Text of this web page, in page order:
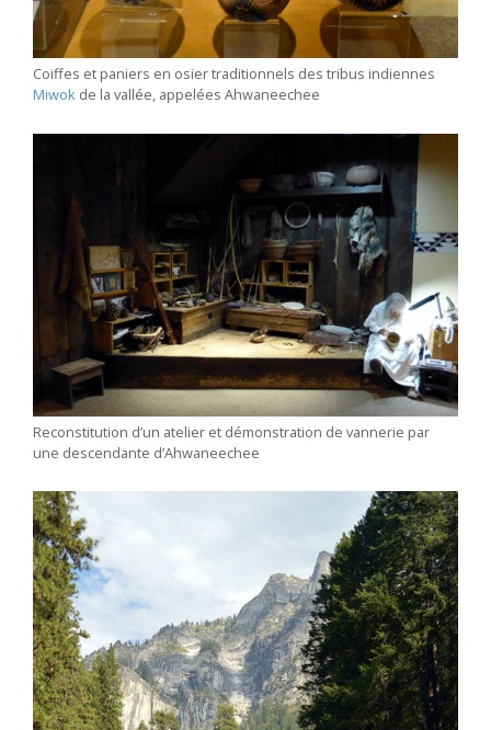
Coiffes et paniers en osier traditionnels des tribus indiennes
Miwok de la vallée, appelées Ahwaneechee
Reconstitution d’un atelier et démonstration de vannerie par
une descendante d’Ahwaneechee